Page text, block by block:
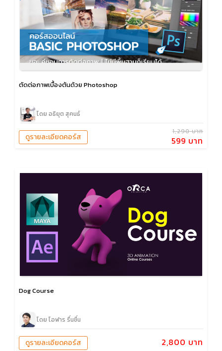
ตัดต่อภาพเบื้องต้นด้วย Photoshop
โดย อธิยุต สุคนธ์
1,290 บาท
599 บาท
ดูรายละเอียดคอร์ส
Dog Course
โดย โอฬาร รื่นชื่น
2,800 บาท
ดูรายละเอียดคอร์ส